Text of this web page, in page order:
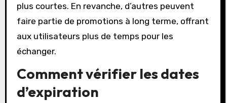
plus courtes. En revanche, d’autres peuvent
faire partie de promotions à long terme, offrant
aux utilisateurs plus de temps pour les
échanger.
Comment vérifier les dates
d’expiration